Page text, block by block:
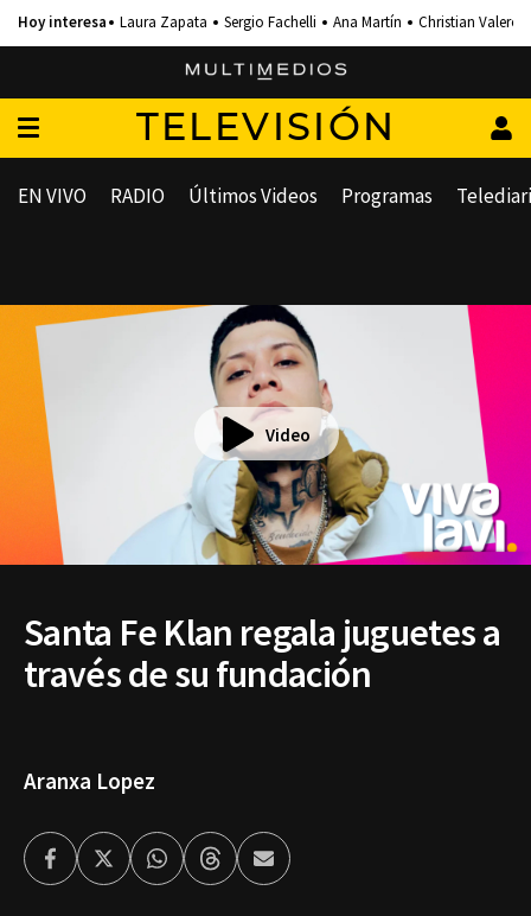
Laura Zapata Sergio Fachelli Ana Martín Christian Valero
TELEVISIÓN
EN VIVO RADIO Últimos Videos Programas
Video
Santa Fe Klan regala juguetes a
través de su fundación
Aranxa Lopez
FacebookTwitterWhatsappThreadsEnviar
por